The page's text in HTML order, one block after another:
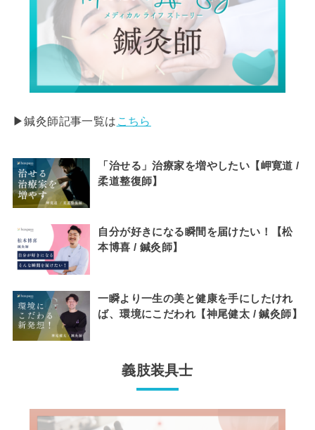
▶︎鍼灸師記事一覧は こちら
「治せる」治療家を増やしたい【岬寛道 /
柔道整復師】
自分が好きになる瞬間を届けたい！【松
本博喜 / 鍼灸師】
一瞬より一生の美と健康を手にしたけれ
ば、環境にこだわれ【神尾健太 / 鍼灸師】
義肢装具士